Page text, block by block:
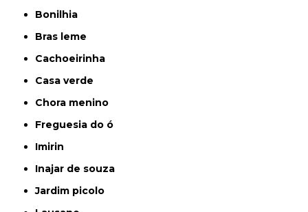
bonilhia
bras leme
cachoeirinha
casa verde
chora menino
freguesia do ó
imirin
inajar de souza
jardim picolo